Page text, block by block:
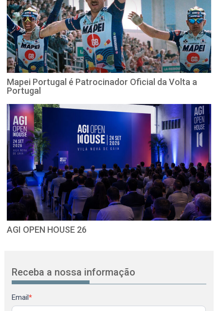
Mapei Portugal é Patrocinador Oficial da Volta a
Portugal
AGI OPEN HOUSE 26
Receba a nossa informação
Newsletter
Email*